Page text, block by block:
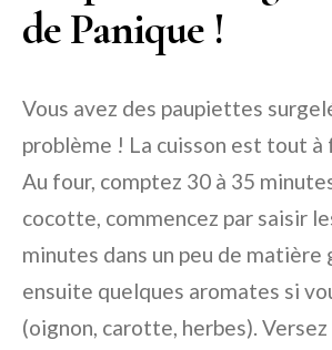
de Panique !
Vous avez des paupiettes
problème ! La cuisson est tout à
Au four, comptez 30 à 35
cocotte, commencez par saisir
minutes dans un peu de matière
ensuite quelques aromates si
(oignon, carotte, herbes). Versez